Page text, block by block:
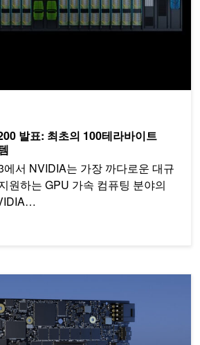
발표: 최초의 100테라바이트
서 NVIDIA는 가장 까다로운 대규
원하는 GPU 가속 컴퓨팅 분야의